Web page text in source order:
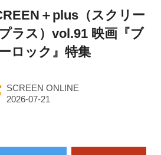
＋plus（スクリー
ラス）vol.91 映画『ブ
ロック』特集
SCREEN ONLINE